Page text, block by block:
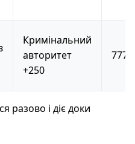
Кримінальний
авторитет
+250
777
разово і діє доки